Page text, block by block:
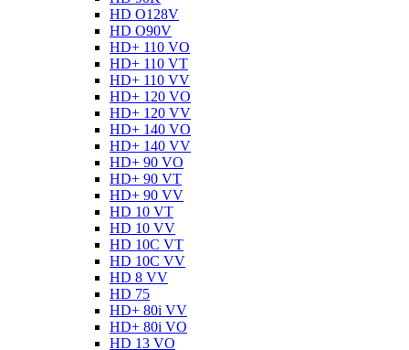
HD O128V
HD O90V
HD+ 110 VO
HD+ 110 VT
HD+ 110 VV
HD+ 120 VO
HD+ 120 VV
HD+ 140 VO
HD+ 140 VV
HD+ 90 VO
HD+ 90 VT
HD+ 90 VV
HD 10 VT
HD 10 VV
HD 10C VT
HD 10C VV
HD 8 VV
HD 75
HD+ 80i VV
HD+ 80i VO
HD 13 VO